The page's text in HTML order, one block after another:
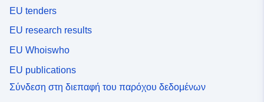
EU tenders
EU research results
EU Whoiswho
EU publications
Σύνδεση στη διεπαφή του παρόχου δεδομένων